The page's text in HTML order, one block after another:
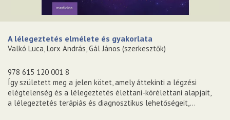
A lélegeztetés elmélete és gyakorlata
Valkó Luca, Lorx András, Gál János (szerkesztők)
978 615 120 001 8
Így született meg a jelen kötet, amely áttekinti a légzési
elégtelenség és a lélegeztetés élettani-kórélettani alapjait,
a lélegeztetés terápiás és diagnosztikus lehetőségeit,...